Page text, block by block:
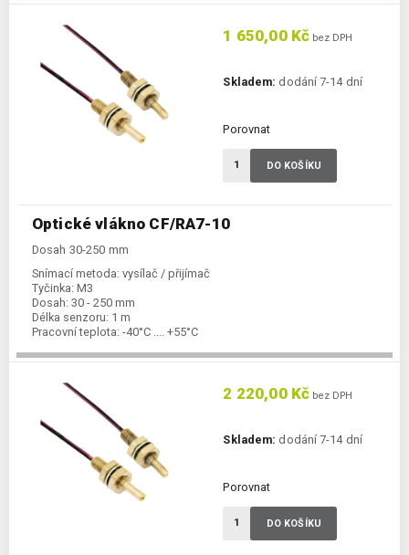
Optické vlákno CF/RA7-10
Dosah 30-250 mm
Snímací metoda: vysílač / přijímač
Tyčinka: M3
Dosah: 30 - 250 mm
Délka senzoru: 1 m
Pracovní teplota: -40°C .... +55°C
1 650,00 Kč bez DPH
Skladem: dodání 7-14 dní
Porovnat
DO KOŠÍKU
2 220,00 Kč bez DPH
Skladem: dodání 7-14 dní
Porovnat
DO KOŠÍKU